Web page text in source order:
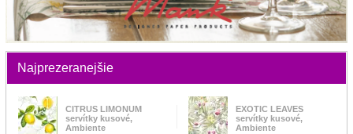
Najprezeranejšie
CITRUS LIMONUM
servítky kusové,
Ambiente
EXOTIC LEAVES
servítky kusové,
Ambiente